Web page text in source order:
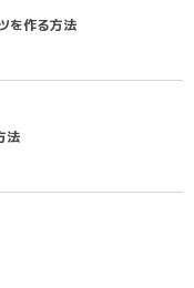
を作る方法
法